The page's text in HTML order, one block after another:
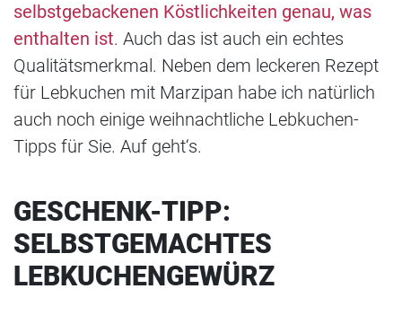
selbstgebackenen Köstlichkeiten genau, was
enthalten ist. Auch das ist auch ein echtes
Qualitätsmerkmal. Neben dem leckeren Rezept
für Lebkuchen mit Marzipan habe ich natürlich
auch noch einige weihnachtliche Lebkuchen-
Tipps für Sie. Auf geht‘s.
GESCHENK-TIPP:
SELBSTGEMACHTES
LEBKUCHENGEWÜRZ